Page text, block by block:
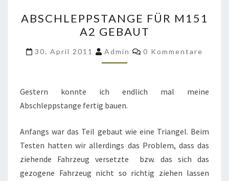
FÜR
M151
A2
GEBAUT
ABSCHLEPPSTANGE FÜR M151
A2 GEBAUT
30. April 2011 Admin Kommentare
0 Kommentare
Gestern konnte ich endlich mal meine
Abschleppstange fertig bauen.
Anfangs war das Teil gebaut wie eine Triangel. Beim
Testen hatten wir allerdings das Problem, dass das
ziehende Fahrzeug versetzte bzw. das sich das
gezogene Fahrzeug nicht so richtig ziehen lassen